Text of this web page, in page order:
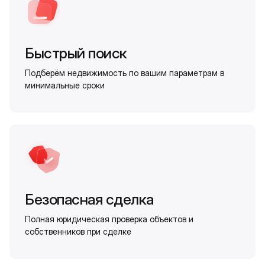
Быстрый поиск
Подберём недвижимость по вашим параметрам в
минимальные сроки
Безопасная сделка
Полная юридическая проверка объектов и
собственников при сделке